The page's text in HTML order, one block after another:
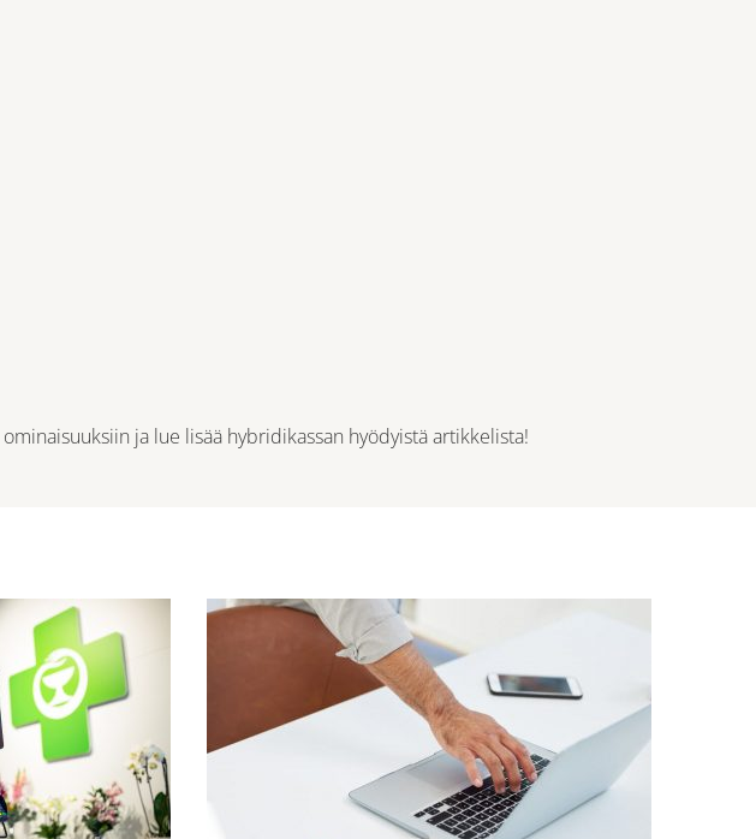
ja lue lisää hybridikassan hyödyistä artikkelista!